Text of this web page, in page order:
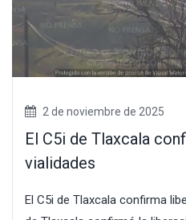
2 de noviembre de 2025
El C5i de Tlaxcala
vialidades
El C5i de Tlaxcala confirma